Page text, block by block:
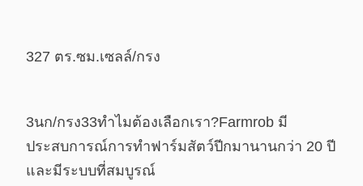
327 ตร.ซม.เซลล์/กรง
3นก/กรง33ทำไมต้องเลือกเรา?Farmrob มี
ประสบการณ์การทำฟาร์มสัตว์ปีกมานานกว่า 20 ปี
และมีระบบที่สมบูรณ์